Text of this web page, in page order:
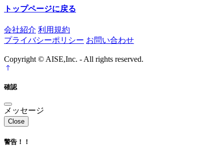
トップページに戻る
会社紹介 利用規約
プライバシーポリシー お問い合わせ
Copyright © AISE,Inc. - All rights reserved.
確認
メッセージ
Close
警告！！